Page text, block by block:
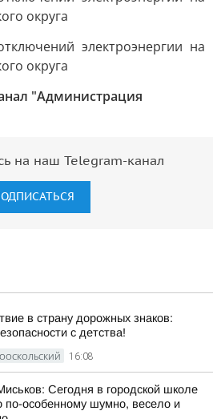
"Администрация
на наш Telegram-канал
в страну дорожных знаков:
с детства!
16:08
Сегодня в городской школе
особенному шумно, весело и